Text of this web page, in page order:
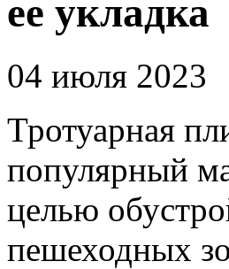
ее укладка
04 июля 2023
Тротуарная
популярный
целью
пешеходных